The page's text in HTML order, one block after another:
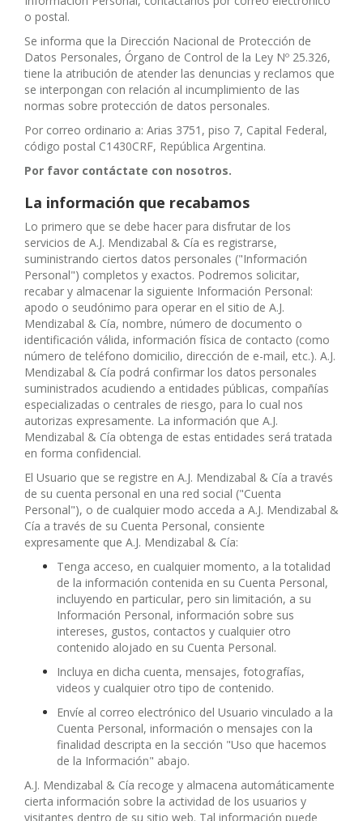
o postal.
Se informa que la Dirección Nacional de Protección de
Datos Personales, Órgano de Control de la Ley Nº 25.326,
tiene la atribución de atender las denuncias y reclamos que
se interpongan con relación al incumplimiento de las
normas sobre protección de datos personales.
Por correo ordinario a: Arias 3751, piso 7, Capital Federal,
código postal C1430CRF, República Argentina.
Por favor contáctate con nosotros.
La información que recabamos
Lo primero que se debe hacer para disfrutar de los
servicios de A.J. Mendizabal & Cía es registrarse,
suministrando ciertos datos personales ("Información
Personal") completos y exactos. Podremos solicitar,
recabar y almacenar la siguiente Información Personal:
apodo o seudónimo para operar en el sitio de A.J.
Mendizabal & Cía, nombre, número de documento o
identificación válida, información física de contacto (como
número de teléfono domicilio, dirección de e-mail, etc.). A.J.
Mendizabal & Cía podrá confirmar los datos personales
suministrados acudiendo a entidades públicas, compañías
especializadas o centrales de riesgo, para lo cual nos
autorizas expresamente. La información que A.J.
Mendizabal & Cía obtenga de estas entidades será tratada
en forma confidencial.
El Usuario que se registre en A.J. Mendizabal & Cía a través
de su cuenta personal en una red social ("Cuenta
Personal"), o de cualquier modo acceda a A.J. Mendizabal &
Cía a través de su Cuenta Personal, consiente
expresamente que A.J. Mendizabal & Cía:
Tenga acceso, en cualquier momento, a la totalidad
de la información contenida en su Cuenta Personal,
incluyendo en particular, pero sin limitación, a su
Información Personal, información sobre sus
intereses, gustos, contactos y cualquier otro
contenido alojado en su Cuenta Personal.
Incluya en dicha cuenta, mensajes, fotografías,
videos y cualquier otro tipo de contenido.
Envíe al correo electrónico del Usuario vinculado a la
Cuenta Personal, información o mensajes con la
finalidad descripta en la sección "Uso que hacemos
de la Información" abajo.
A.J. Mendizabal & Cía recoge y almacena automáticamente
cierta información sobre la actividad de los usuarios y
visitantes dentro de su sitio web. Tal información puede